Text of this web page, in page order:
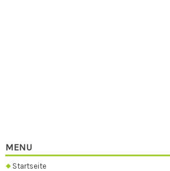
MENU
Startseite